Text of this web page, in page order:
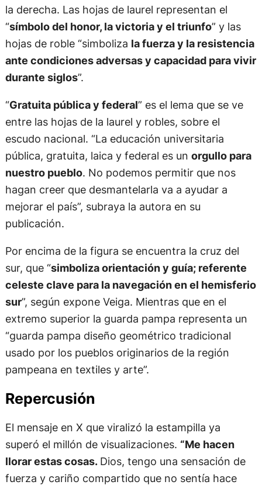
la derecha. Las hojas de laurel representan el
“símbolo del honor, la victoria y el triunfo” y las
hojas de roble “simboliza la fuerza y la resistencia
ante condiciones adversas y capacidad para vivir
durante siglos”.
“Gratuita pública y federal” es el lema que se ve
entre las hojas de la laurel y robles, sobre el
escudo nacional. “La educación universitaria
pública, gratuita, laica y federal es un orgullo para
nuestro pueblo. No podemos permitir que nos
hagan creer que desmantelarla va a ayudar a
mejorar el país”, subraya la autora en su
publicación.
Por encima de la figura se encuentra la cruz del
sur, que “simboliza orientación y guía; referente
celeste clave para la navegación en el hemisferio
sur”, según expone Veiga. Mientras que en el
extremo superior la guarda pampa representa un
“guarda pampa diseño geométrico tradicional
usado por los pueblos originarios de la región
pampeana en textiles y arte”.
Repercusión
El mensaje en X que viralizó la estampilla ya
superó el millón de visualizaciones. “Me hacen
llorar estas cosas. Dios, tengo una sensación de
fuerza y cariño compartido que no sentía hace